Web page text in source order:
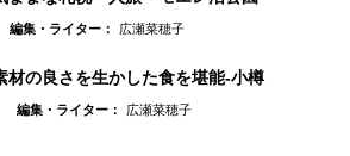
編集・ライター： 広瀬菜穂子
材の良さを生かした食を堪能-小樽
編集・ライター： 広瀬菜穂子